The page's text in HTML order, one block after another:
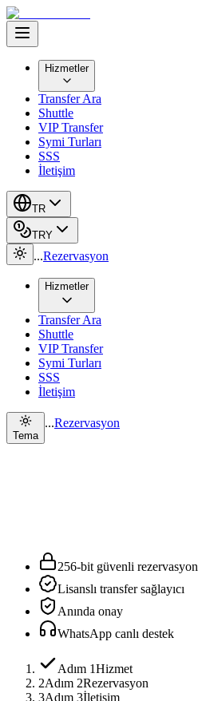
Hizmetler
Transfer Ara
Shuttle
VIP Transfer
Symi Turları
SSS
İletişim
TR
TRY
...Rezervasyon
Hizmetler
Transfer Ara
Shuttle
VIP Transfer
Symi Turları
SSS
İletişim
Tema
...Rezervasyon
256-bit güvenli rezervasyon
Lisanslı transfer sağlayıcı
Anında onay
WhatsApp canlı destek
Adım 1Hizmet
2Adım 2Rezervasyon
3Adım 3İletişim